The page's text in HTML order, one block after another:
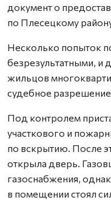
документ о
по Плесецкому
Несколько попыток
безрезультатными, и
жильцов
судебное
Под контролем
участкового и
по вскрытию. После
открыла дверь.
газоснабжения,
в помещении стоял